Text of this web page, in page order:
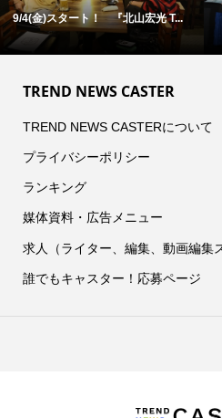
9/4(金)スタート！ 『北山宏光 T...
TREND NEWS CASTER
TREND NEWS CASTERについて
プライバシーポリシー
ランキング
媒体資料・広告メニュー
求人（ライター、編集、動画編集
誰でもキャスター！応募ページ